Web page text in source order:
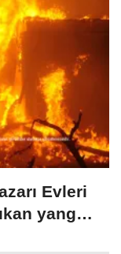
Evleri
yangın